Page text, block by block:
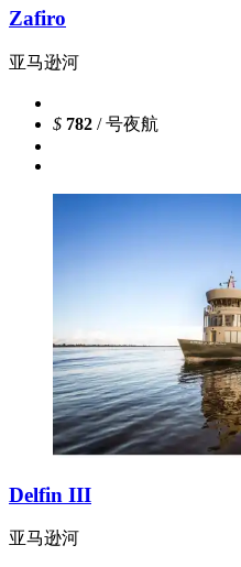
Zafiro
亚马逊河
$ 782 / 号夜航
Delfin III
亚马逊河